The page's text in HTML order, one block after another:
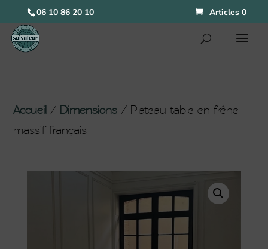
06 10 86 20 10 Articles 0
Accueil / Dimensions / Plateau table en frêne
massif français